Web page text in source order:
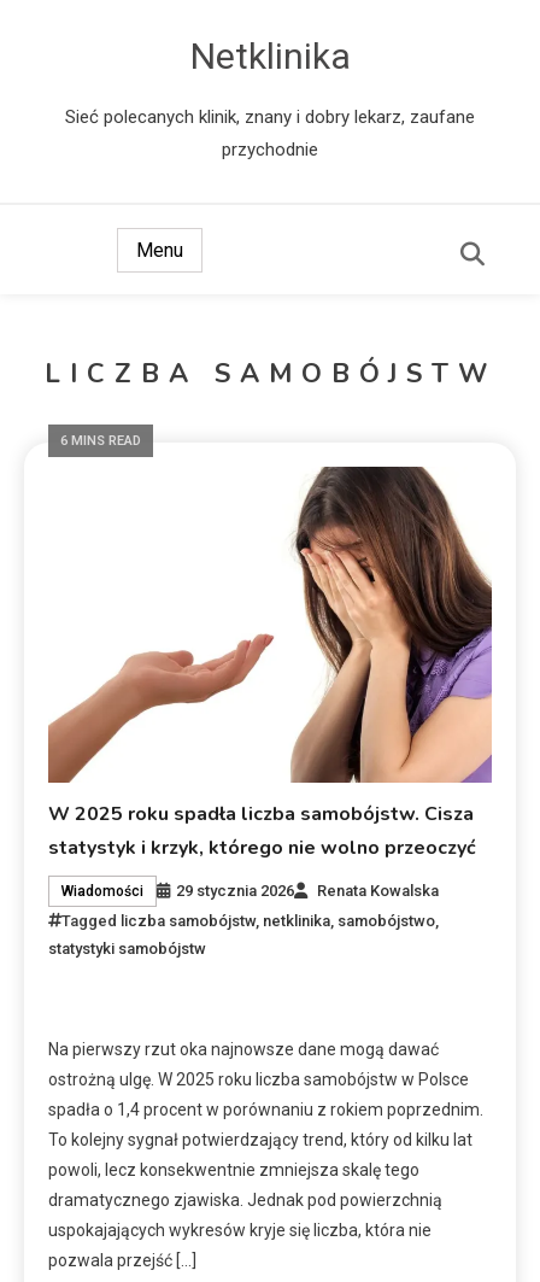
Netklinika
Sieć polecanych klinik, znany i dobry lekarz, zaufane
przychodnie
Menu
LICZBA SAMOBÓJSTW
6 MINS READ
W 2025 roku spadła liczba samobójstw. Cisza
statystyk i krzyk, którego nie wolno przeoczyć
Wiadomości 29 stycznia 2026
Renata Kowalska
Tagged liczba samobójstw, netklinika samobójstwo
statystyki samobójstw
Na pierwszy rzut oka najnowsze dane mogą dawać
ostrożną ulgę. W 2025 roku liczba samobójstw w Polsce
spadła o 1,4 procent w porównaniu z rokiem poprzednim.
To kolejny sygnał potwierdzający trend, który od kilku lat
powoli, lecz konsekwentnie zmniejsza skalę tego
dramatycznego zjawiska. Jednak pod powierzchnią
uspokajających wykresów kryje się liczba, która nie
pozwala przejść […]